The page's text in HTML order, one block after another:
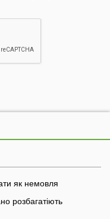
як немовля
розбагатіють